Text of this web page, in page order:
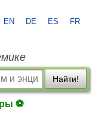
EN DE ES FR
Найти!
⚽